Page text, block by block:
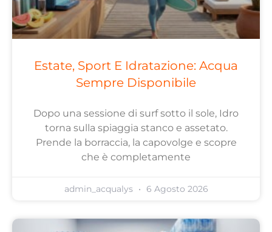
Estate, Sport E Idratazione: Acqua
Sempre Disponibile
Dopo una sessione di surf sotto il sole, Idro
torna sulla spiaggia stanco e assetato.
Prende la borraccia, la capovolge e scopre
che è completamente
admin_acqualys 6 Agosto 2026